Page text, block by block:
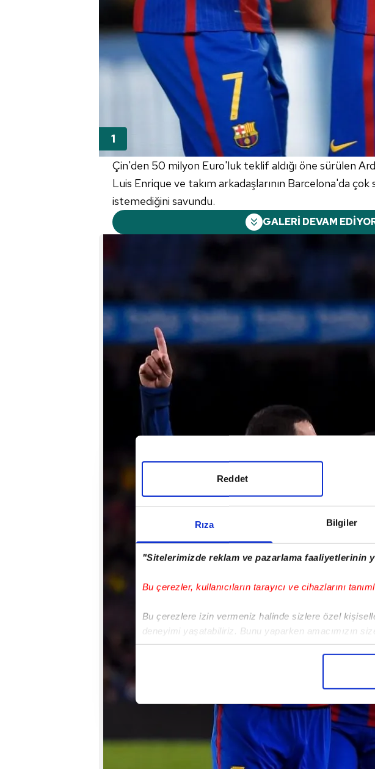
Rıza Bilgiler
"Sitelerimizde reklam ve pazarlama faaliyetlerinin
Bu çerezler, kullanıcıların tarayıcı ve cihazlarını
Bu çerezlere izin vermeniz halinde sizlere özel
deneyimi yaşatabiliriz. Bunu yaparken amacımızın
içerikleri sunabilmek adına elimizden gelen çabayı
Her halükârda, kullanıcılar, bu çerezlere izin
Sizlere daha iyi bir hizmet sunabilmek için İnternet
çerezler vasıtasıyla çeşitli kişisel verileriniz
amacıyla kullanılmaktadır. Diğer çerezler, sitemizin
reklam/pazarlama faaliyetlerinin yapılması,
Reddet
Çin'den 50 milyon Euro'luk teklif aldığı öne sürülen
Luis Enrique ve takım arkadaşlarının Barcelona'da çok
istemediğini savundu.
GALERİ DEVAM